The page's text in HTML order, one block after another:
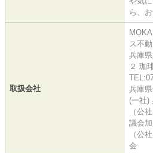
ら、
取扱会社
ス不
兵庫
２ 珈
兵庫
(一社)
（公
議会
（公
会